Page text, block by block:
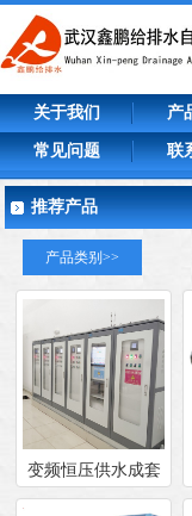
关于我们 产
常见问题 联
推荐产品
产品类别>>
变频恒压供水成套
设备